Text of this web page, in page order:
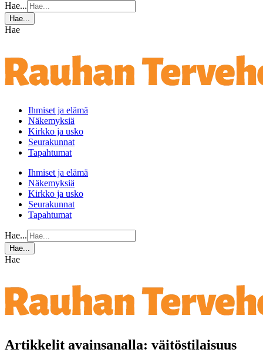
Hae...
Hae...
Hae
Ihmiset ja elämä
Näkemyksiä
Kirkko ja usko
Seurakunnat
Tapahtumat
Ihmiset ja elämä
Näkemyksiä
Kirkko ja usko
Seurakunnat
Tapahtumat
Hae...
Hae...
Hae
Artikkelit avainsanalla: väitöstilaisuus